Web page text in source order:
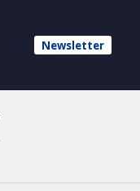
Newsletter